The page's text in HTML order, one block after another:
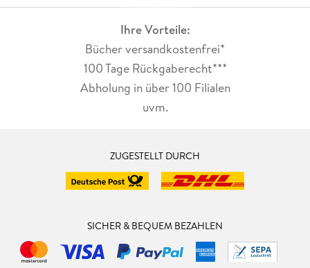
Ihre Vorteile:
Bücher versandkostenfrei*
100 Tage Rückgaberecht***
Abholung in über 100 Filialen
uvm.
ZUGESTELLT DURCH
SICHER & BEQUEM BEZAHLEN